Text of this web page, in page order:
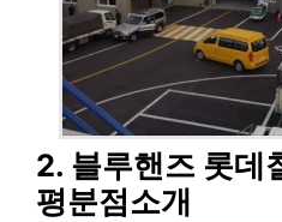
2. 블루핸즈 롯데
평분점소개